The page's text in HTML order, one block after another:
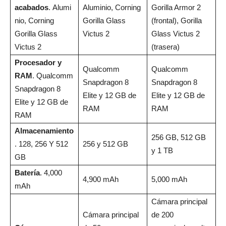
acabados. Alumi
nio, Corning
Gorilla Glass
Victus 2
Aluminio, Corning
Gorilla Glass
Victus 2
Gorilla Armor 2
(frontal), Gorilla
Glass Victus 2
(trasera)
Procesador y
RAM. Qualcomm
Snapdragon 8
Elite y 12 GB de
RAM
Qualcomm
Snapdragon 8
Elite y 12 GB de
RAM
Qualcomm
Snapdragon 8
Elite y 12 GB de
RAM
Almacenamiento
. 128, 256 Y 512
GB
256 y 512 GB
256 GB, 512 GB
y 1 TB
Batería. 4,000
mAh
4,900 mAh 5,000 mAh
Cámara principal
Cámara principal
de 200